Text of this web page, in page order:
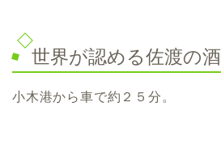
世界が認める佐渡の酒
小木港から車で約２５分。